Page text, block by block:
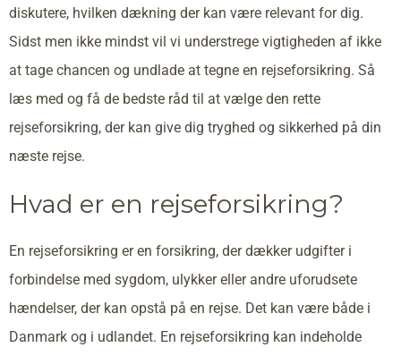
diskutere, hvilken dækning der kan være relevant for dig.
Sidst men ikke mindst vil vi understrege vigtigheden af ikke
at tage chancen og undlade at tegne en rejseforsikring. Så
læs med og få de bedste råd til at vælge den rette
rejseforsikring, der kan give dig tryghed og sikkerhed på din
næste rejse.
Hvad er en rejseforsikring?
En rejseforsikring er en forsikring, der dækker udgifter i
forbindelse med sygdom, ulykker eller andre uforudsete
hændelser, der kan opstå på en rejse. Det kan være både i
Danmark og i udlandet. En rejseforsikring kan indeholde